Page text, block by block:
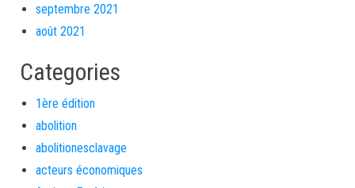
septembre 2021
août 2021
Categories
1ère édition
abolition
abolitionesclavage
acteurs économiques